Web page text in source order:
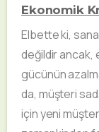
Ekonomik
Elbette ki,
değildir ancak,
gücünün
da, müşteri
için yeni